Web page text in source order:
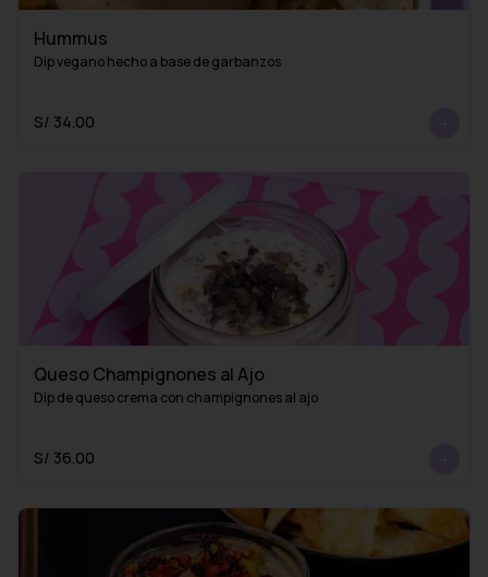
Hummus
Dip vegano hecho a base de garbanzos
S/ 34.00
Queso Champignones al Ajo
Dip de queso crema con champignones al ajo
S/ 36.00